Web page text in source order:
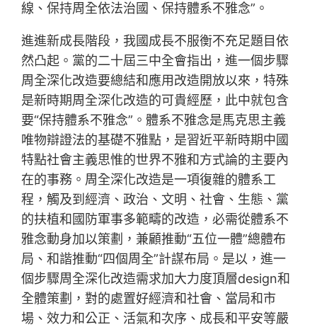
線、保持周全依法治國、保持體系不雅念”。
進進新成長階段，我國成長不服衡不充足題目依
然凸起。黨的二十屆三中全會指出，進一個步驟
周全深化改造要總結和應用改造開放以來，特殊
是新時期周全深化改造的可貴經歷，此中就包含
要“保持體系不雅念”。體系不雅念是馬克思主義
唯物辯證法的基礎不雅點，是習近平新時期中國
特點社會主義思惟的世界不雅和方式論的主要內
在的事務。周全深化改造是一項復雜的體系工
程，觸及到經濟、政治、文明、社會、生態、黨
的扶植和國防軍事多範疇的改造，必需從體系不
雅念動身加以策劃，兼顧推動“五位一體”總體布
局、和諧推動“四個周全”計謀布局。是以，進一
個步驟周全深化改造需求加大力度頂層design和
全體策劃，對的處置好經濟和社會、當局和市
場、效力和公正、活氣和次序、成長和平安等嚴